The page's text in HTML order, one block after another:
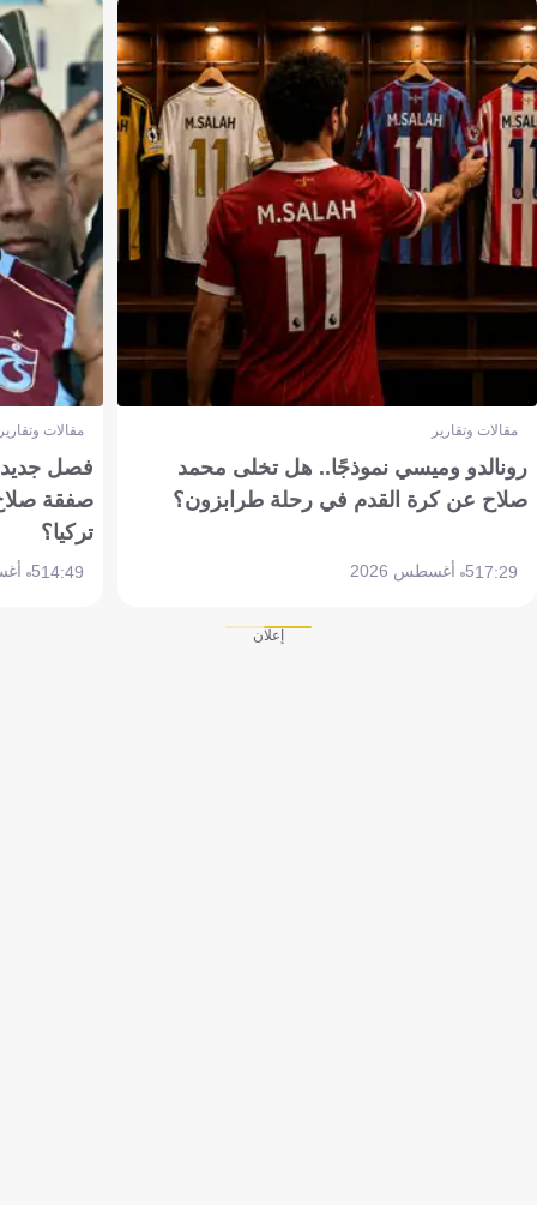
مقالات وتقارير
رونالدو وميسي نموذجًا.. هل تخلى محمد
صلاح عن كرة القدم في رحلة طرابزون؟
17:295 أغسطس 2026
مقالات
فصل جديد
صفقة
تركيا؟
14:495 أغسطس 2026
إعلان